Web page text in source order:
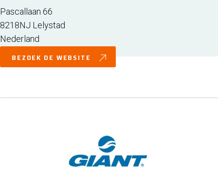
Pascallaan 66
8218NJ Lelystad
Nederland
BEZOEK DE WEBSITE